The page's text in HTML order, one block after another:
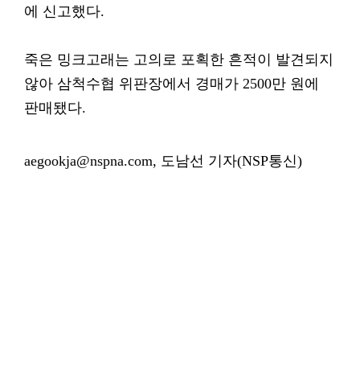
에 신고했다.
죽은 밍크고래는 고의로 포획한 흔적이 발견되지
않아 삼척수협 위판장에서 경매가 2500만 원에
판매됐다.
aegookja@nspna.com, 도남선 기자(NSP통신)